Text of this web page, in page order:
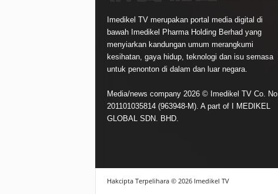
Imedikel TV merupakan portal media digital di
bawah Imedikel Pharma Holding Berhad yang
menyiarkan kandungan umum merangkumi
kesihatan, gaya hidup, teknologi dan isu semasa
untuk penonton di dalam dan luar negara.
Media/news company 2026 © Imedikel TV Co. No.
201101035814 (963948-M). A part of I MEDIKEL
GLOBAL SDN. BHD.
Hakcipta Terpelihara © 2026 Imedikel TV